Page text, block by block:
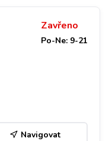
Zavřeno
Po-Ne: 9-21
Navigovat